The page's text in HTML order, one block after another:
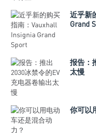
近乎新
Grand
报告：
太慢
你可以